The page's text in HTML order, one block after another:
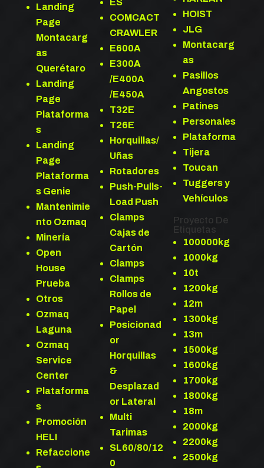
Landing
Page
Montacarg
as
Querétaro
Landing
Page
Plataforma
s
Landing
Page
Plataforma
s Genie
Mantenimie
nto Ozmaq
Minería
Open
House
Prueba
Otros
Ozmaq
Laguna
Ozmaq
Service
Center
Plataforma
s
Promoción
HELI
Refaccione
ES
COMCACT
CRAWLER
E600A
E300A
/E400A
/E450A
T32E
T26E
Horquillas/
Uñas
Rotadores
Push-Pulls-
Load Push
Clamps
Cajas de
Cartón
Clamps
Clamps
Rollos de
Papel
Posicionad
or
Horquillas
&
Desplazad
or Lateral
Multi
Tarimas
SL60/80/12
0
HOIST
JLG
Montacarg
as
Pasillos
Angostos
Patines
Personales
Plataforma
Tijera
Toucan
Tuggers y
Vehículos
Proyecto De
Etiquetas
100000kg
1000kg
10t
1200kg
12m
1300kg
13m
1500kg
1600kg
1700kg
1800kg
18m
2000kg
2200kg
2500kg